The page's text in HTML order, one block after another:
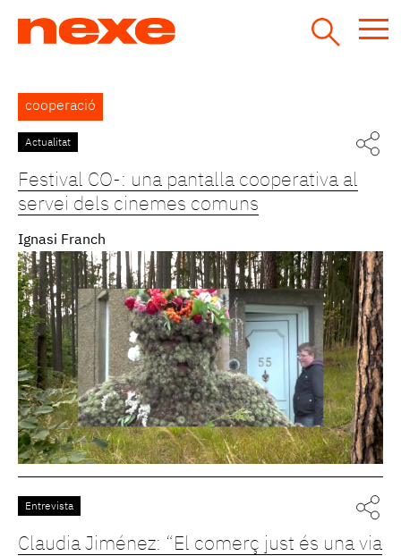
Back
to
top
cooperació
Actualitat
Festival CO-: una pantalla cooperativa al
servei dels cinemes comuns
Ignasi Franch
Entrevista
Claudia Jiménez: “El comerç just és una via